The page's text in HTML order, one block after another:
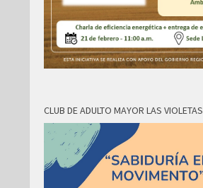
CLUB DE ADULTO MAYOR LAS VIOLETAS